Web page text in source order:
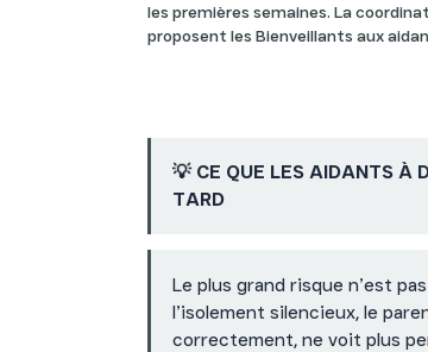
les premières semaines. La
proposent les Bienveillants aux
💡 CE QUE LES AIDANTS À
TARD
Le plus grand risque n’est
l’isolement silencieux, le
correctement, ne voit plus